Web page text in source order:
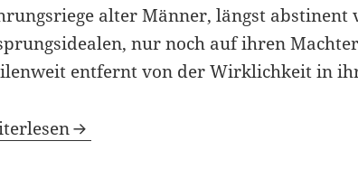
alter Männer, längst abstinent
nur noch auf ihren
entfernt von der Wirklichkeit in
bewusst-sein: Die Münsteraner